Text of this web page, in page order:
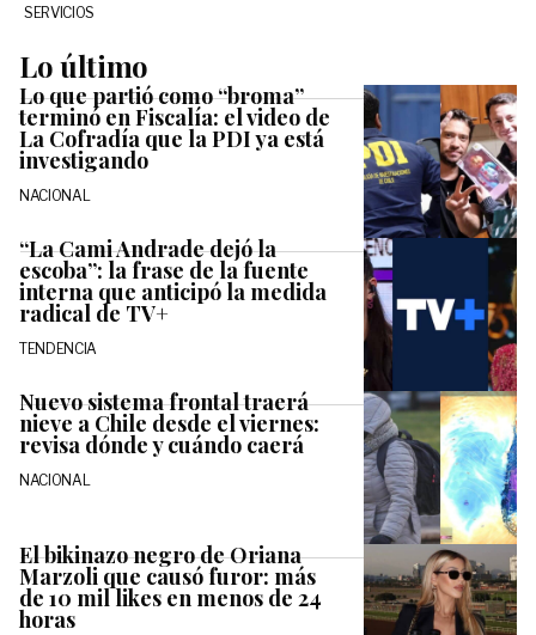
SERVICIOS
Lo último
Lo que partió como “broma”
terminó en Fiscalía: el video de
La Cofradía que la PDI ya está
investigando
NACIONAL
“La Cami Andrade dejó la
escoba”: la frase de la fuente
interna que anticipó la medida
radical de TV+
TENDENCIA
Nuevo sistema frontal traerá
nieve a Chile desde el viernes:
revisa dónde y cuándo caerá
NACIONAL
El bikinazo negro de Oriana
Marzoli que causó furor: más
de 10 mil likes en menos de 24
horas